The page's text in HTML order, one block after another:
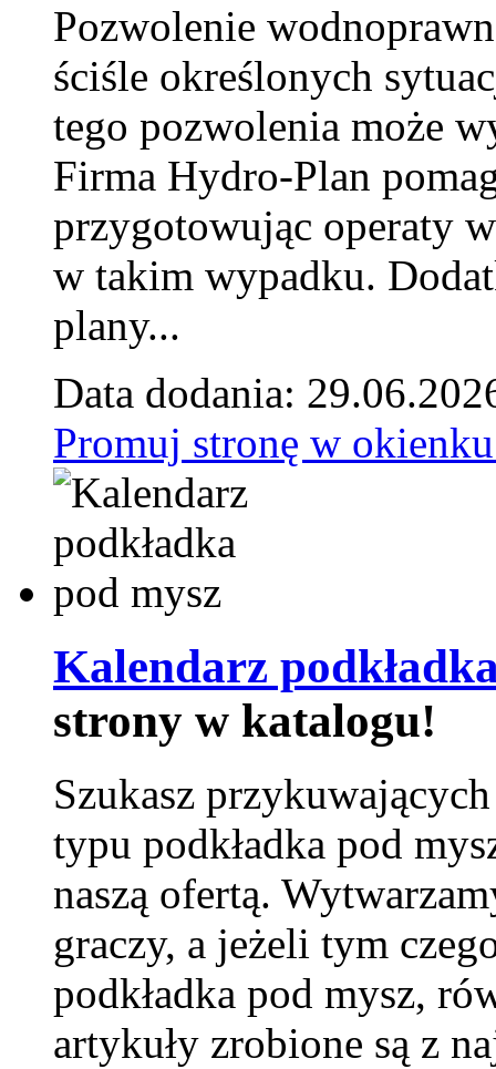
Pozwolenie
ściśle określonych
tego pozwolenia może
Firma Hydro-Plan
przygotowując operaty
w takim wypadku.
plany...
Data dodania:
Promuj stronę w
Kalendarz
strony w katalogu!
Szukasz
typu podkładka pod
naszą ofertą.
graczy, a jeżeli tym
podkładka pod mysz,
artykuły zrobione są z